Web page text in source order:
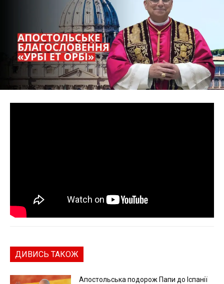
ДИВИСЬ ТАКОЖ
Апостольська подорож Папи до Іспанії